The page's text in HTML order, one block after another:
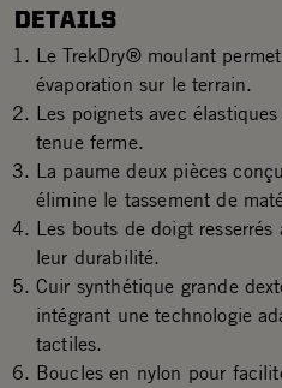
DETAILS
Le TrekDry® moulant
évaporation sur le terrain.
Les poignets avec
tenue ferme.
La paume deux pièces
élimine le tassement de
Les bouts de doigt
leur durabilité.
Cuir synthétique grande
intégrant une technologie
tactiles.
Boucles en nylon pour